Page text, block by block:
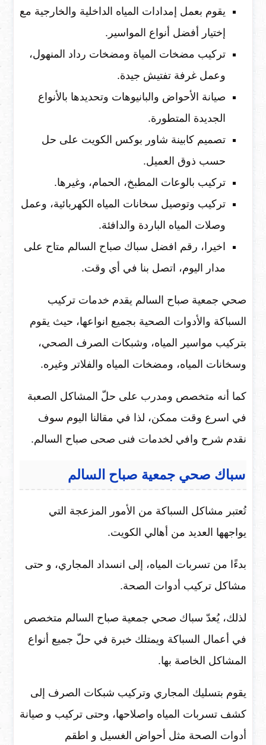
يقوم بعمل إمدادات المياه الداخلية والخارجية مع
إختيار أفضل أنواع المواسير.
تركيب مضخات المياة ومضخات رداد المنهول،
وعمل غرفة تفتيش جيدة.
صيانة الأحواض والبانيوهات وتحديدها بالأنواع
الجديدة المتطورة.
تصميم كابينة شاور بوكس الكويت على حل
حسب ذوق العميل.
تركيب بالوعات المطبخ، الحمام، وغيرها.
تركيب وتوصيل سخانات المياه الكهربائية، وعمل
وصلات المياه الباردة والدافئة.
اخيرا، رقم افضل سباك صباح السالم متاح على
مدار اليوم، اتصل بنا في أي وقت.
صحي جمعية صباح السالم يقدم خدمات تركيب
السباكة والأدوات الصحية بجميع انواعها، حيث يقوم
بتركيب مواسير المياه، وشبكات الصرف الصحي،
وسخانات المياه، ومضخات المياه والفلاتر وغيره.
كما أنه متخصص ومدرب على حلّ المشاكل الصعبة
في اسرع وقت ممكن، لذا في مقالنا اليوم سوف
نقدم شرح وافي لخدمات فنى صحى صباح السالم.
سباك صحي جمعية صباح السالم
تُعتبر مشاكل السباكة من الأمور المزعجة التي
يواجهها العديد من أهالي الكويت.
بدءًا من تسربات المياه، إلى انسداد المجاري، و حتى
مشاكل تركيب أدوات الصحة.
لذلك، يُعدّ سباك صحي جمعية صباح السالم متخصص
في أعمال السباكة ويمتلك خبرة في حلّ جميع أنواع
المشاكل الخاصة بها.
يقوم بتسليك المجاري وتركيب شبكات الصرف إلى
كشف تسربات المياه واصلاحها، وحتى تركيب و صيانة
أدوات الصحة مثل أحواض الغسيل و اطقم